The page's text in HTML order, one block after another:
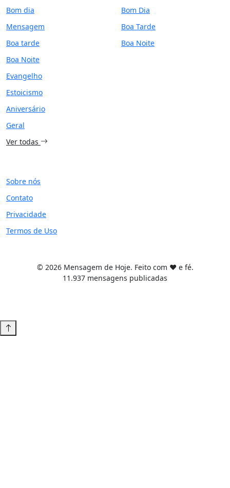
Bom dia
Mensagem
Boa tarde
Boa Noite
Evangelho
Estoicismo
Aniversário
Geral
Ver todas
Bom Dia
Boa Tarde
Boa Noite
Sobre nós
Contato
Privacidade
Termos de Uso
© 2026 Mensagem de Hoje. Feito com ❤️ e fé.
11.937 mensagens publicadas